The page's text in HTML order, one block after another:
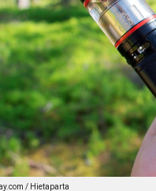
/ Hietaparta